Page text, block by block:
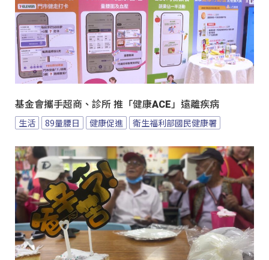
基金會攜手超商、診所 推「健康ACE」遠離疾病
生活 89量腰日 健康促進 衛生福利部國民健康署